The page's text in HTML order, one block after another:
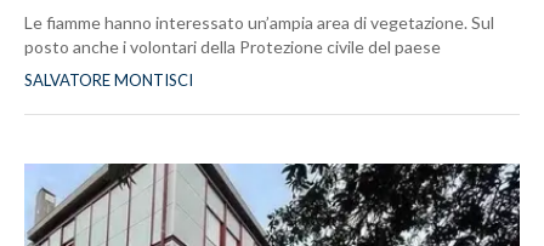
Le fiamme hanno interessato un’ampia area di vegetazione. Sul
posto anche i volontari della Protezione civile del paese
SALVATORE MONTISCI